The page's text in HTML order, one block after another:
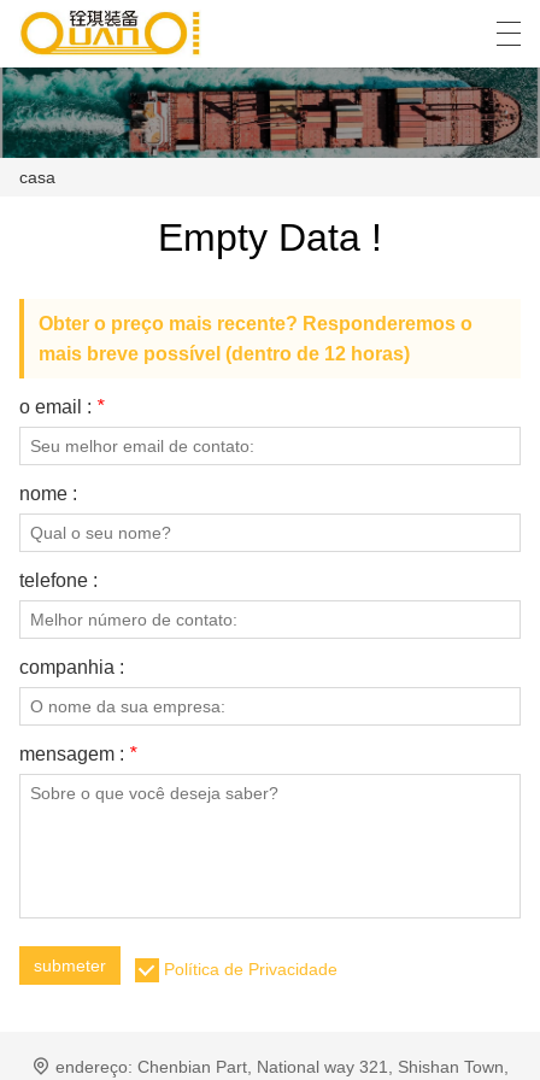
SHOW DE FÁBRICA
FALE CONOSCO
SOBRE NÓS
العربية বাংলা ভাষার English Español
casa
Empty Data !
Obter o preço mais recente? Responderemos o
mais breve possível (dentro de 12 horas)
o email : *
nome :
telefone :
companhia :
mensagem : *
submeter Política de Privacidade
endereço: Chenbian Part, National way 321, Shishan Town,